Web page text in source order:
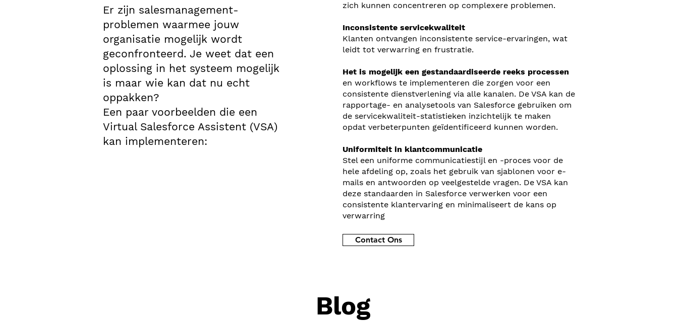
Er zijn salesmanagement-
problemen waarmee jouw
organisatie mogelijk wordt
geconfronteerd. Je weet dat een
oplossing in het systeem mogelijk
is maar wie kan dat nu echt
oppakken?
Een paar voorbeelden die een
Virtual Salesforce Assistent (VSA)
kan implementeren:
zich kunnen concentreren op complexere problemen.
Inconsistente servicekwaliteit
Klanten ontvangen inconsistente service-ervaringen, wat
leidt tot verwarring en frustratie.
Het is mogelijk een gestandaardiseerde reeks processen
en workflows te implementeren die zorgen voor een
consistente dienstverlening via alle kanalen. De VSA kan de
rapportage- en analysetools van Salesforce gebruiken om
de servicekwaliteit-statistieken inzichtelijk te maken
opdat verbeterpunten geïdentificeerd kunnen worden.
Uniformiteit in klantcommunicatie
Stel een uniforme communicatiestijl en -proces voor de
hele afdeling op, zoals het gebruik van sjablonen voor e-
mails en antwoorden op veelgestelde vragen. De VSA kan
deze standaarden in Salesforce verwerken voor een
consistente klantervaring en minimaliseert de kans op
verwarring
Contact Ons
Blog